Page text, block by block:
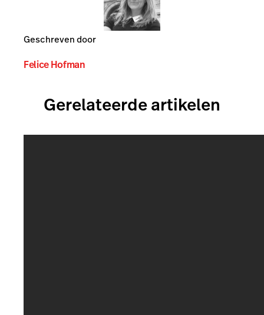
Geschreven door
Felice Hofman
Gerelateerde artikelen